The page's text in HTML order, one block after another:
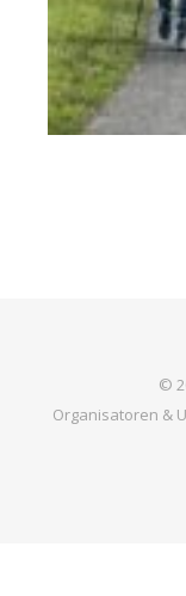
©
Organisatoren &